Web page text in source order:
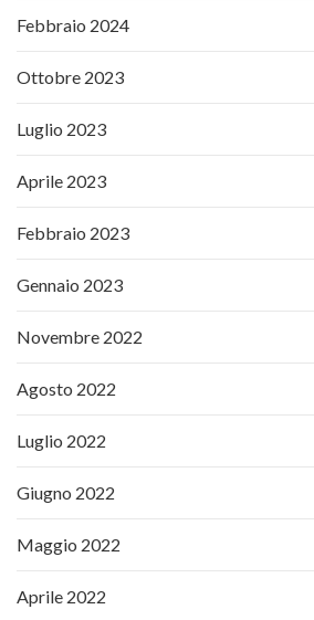
Febbraio 2024
Ottobre 2023
Luglio 2023
Aprile 2023
Febbraio 2023
Gennaio 2023
Novembre 2022
Agosto 2022
Luglio 2022
Giugno 2022
Maggio 2022
Aprile 2022